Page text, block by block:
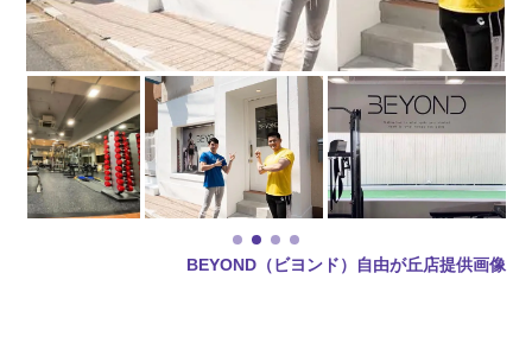
BEYOND（ビヨンド）自由が丘店提供画像